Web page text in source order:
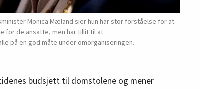
Monica Mæland sier hun har stor forståelse for at
for de ansatte, men har tillit til at
på en god måte under omorganiseringen.
budsjett til domstolene og mener